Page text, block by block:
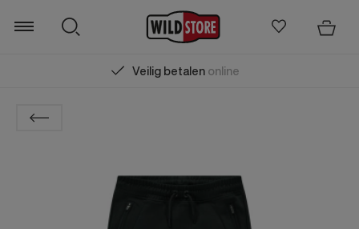
Veilig betalenonline
Zoeken